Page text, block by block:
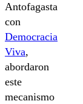
Antofagasta
con
Democracia
Viva,
abordaron
este
mecanismo